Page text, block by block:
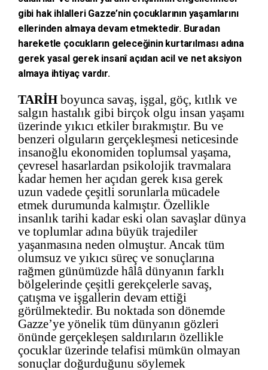
gibi hak ihlalleri Gazze’nin çocuklarının yaşamlarını
ellerinden almaya devam etmektedir. Buradan
hareketle çocukların geleceğinin kurtarılması adına
gerek yasal gerek insanî açıdan acil ve net aksiyon
almaya ihtiyaç vardır.
TARİH boyunca savaş, işgal, göç, kıtlık ve
salgın hastalık gibi birçok olgu insan yaşamı
üzerinde yıkıcı etkiler bırakmıştır. Bu ve
benzeri olguların gerçekleşmesi neticesinde
insanoğlu ekonomiden toplumsal yaşama,
çevresel hasarlardan psikolojik travmalara
kadar hemen her açıdan gerek kısa gerek
uzun vadede çeşitli sorunlarla mücadele
etmek durumunda kalmıştır. Özellikle
insanlık tarihi kadar eski olan savaşlar dünya
ve toplumlar adına büyük trajediler
yaşanmasına neden olmuştur. Ancak tüm
olumsuz ve yıkıcı süreç ve sonuçlarına
rağmen günümüzde hâlâ dünyanın farklı
bölgelerinde çeşitli gerekçelerle savaş,
çatışma ve işgallerin devam ettiği
görülmektedir. Bu noktada son dönemde
Gazze’ye yönelik tüm dünyanın gözleri
önünde gerçekleşen saldırıların özellikle
çocuklar üzerinde telafisi mümkün olmayan
sonuçlar doğurduğunu söylemek